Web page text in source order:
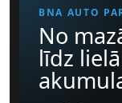
BNA AUTO
No
līdz